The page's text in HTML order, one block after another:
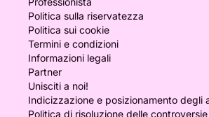
Politica sulla riservatezza
Politica sui cookie
Termini e condizioni
Informazioni legali
Partner
Unisciti a noi!
Indicizzazione e posizionamento degli
Politica di risoluzione delle controversie